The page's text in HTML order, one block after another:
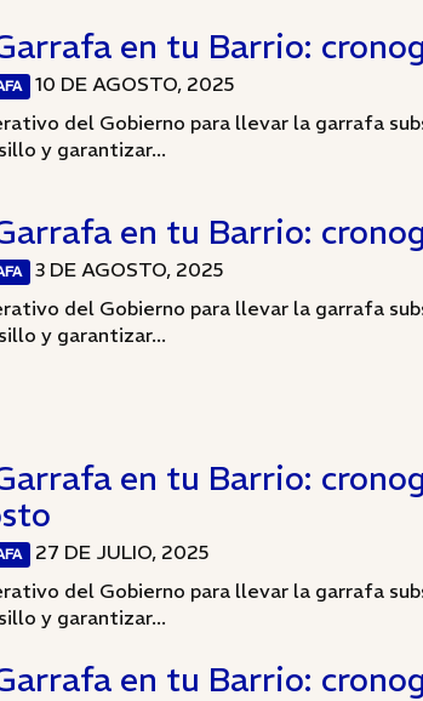
en tu Barrio:
10 DE AGOSTO, 2025
del Gobierno para llevar la garrafa
y garantizar...
en tu Barrio:
3 DE AGOSTO, 2025
del Gobierno para llevar la garrafa
y garantizar...
en tu Barrio:
27 DE JULIO, 2025
del Gobierno para llevar la garrafa
y garantizar...
en tu Barrio: